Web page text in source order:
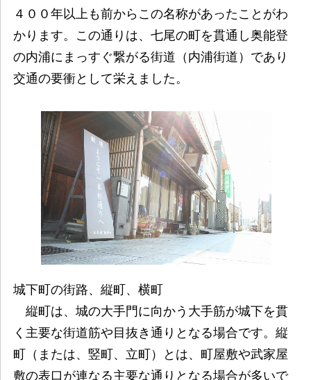
４００年以上も前からこの名称があったことがわ
かります。この通りは、七尾の町を貫通し奥能登
の内浦にまっすぐ繋がる街道（内浦街道）であり
交通の要衝として栄えました。
城下町の街路、縦町、横町
縦町は、城の大手門に向かう大手筋が城下を貫
く主要な街道筋や目抜き通りとなる場合です。縦
町（または、竪町、立町）とは、町屋敷や武家屋
敷の表口が連なる主要な通りとなる場合が多いで